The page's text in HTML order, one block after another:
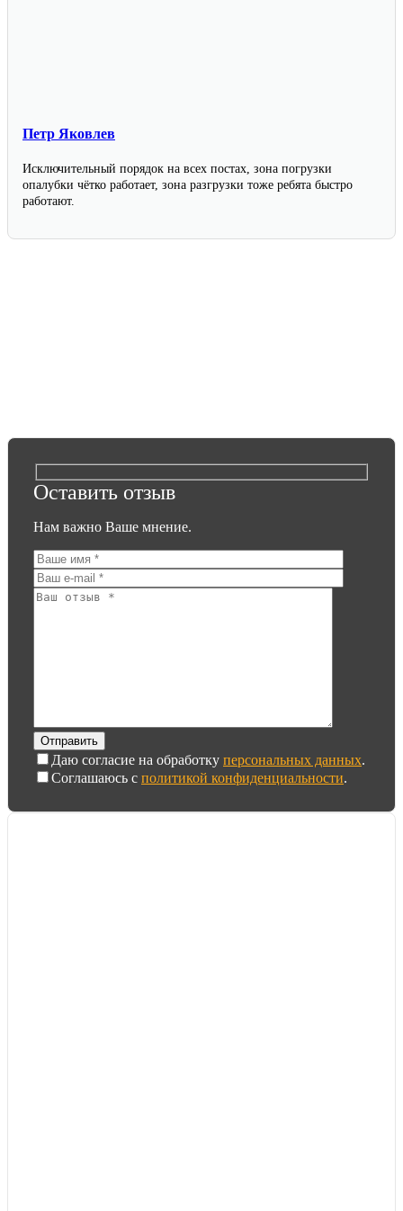
Петр Яковлев
Исключительный порядок на всех постах, зона погрузки
опалубки чётко работает, зона разгрузки тоже ребята быстро
работают.
Оставить отзыв
Нам важно Ваше мнение.
Даю согласие на обработку персональных данных.
Соглашаюсь с политикой конфиденциальности.